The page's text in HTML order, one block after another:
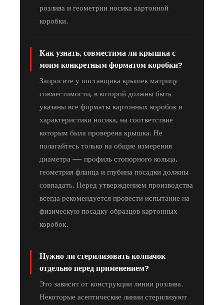
розлива и геометрии носика картонной
коробки.
Как узнать, совместима ли крышка с
моим конкретным форматом коробки?
Запросите у поставщика крышек матрицу
совместимости, в которой должны быть
указаны все форматы картонных коробок и
характеристики носика, на соответствие
которым была проверена крышка. Не
полагайтесь только на общие измерения
диаметра — профиль стопорного кольца,
геометрия фланца и глубина посадки должны
совпадать. Перед утверждением производства
всегда рекомендуется провести испытание на
физическую посадку образцов картонных
коробок.
Нужно ли стерилизовать колпачок
отдельно перед применением?
Это зависит от конструкции линии розлива.
Некоторые асептические линии стерилизуют